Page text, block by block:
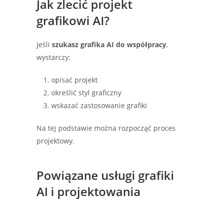
Jak zlecić projekt
grafikowi AI?
Jeśli szukasz grafika AI do współpracy,
wystarczy:
opisać projekt
określić styl graficzny
wskazać zastosowanie grafiki
Na tej podstawie można rozpocząć proces
projektowy.
Powiązane usługi grafiki
AI i projektowania